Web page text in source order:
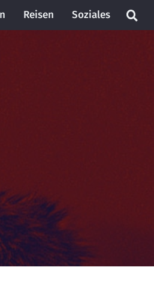
Reisen Soziales